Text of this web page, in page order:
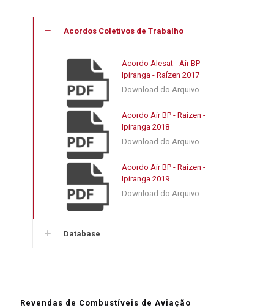
Acordos Coletivos de Trabalho
Acordo Alesat - Air BP -
Ipiranga - Raízen 2017
Download do Arquivo
Acordo Air BP - Raízen -
Ipiranga 2018
Download do Arquivo
Acordo Air BP - Raízen -
Ipiranga 2019
Download do Arquivo
Database
Revendas de Combustíveis de Aviação